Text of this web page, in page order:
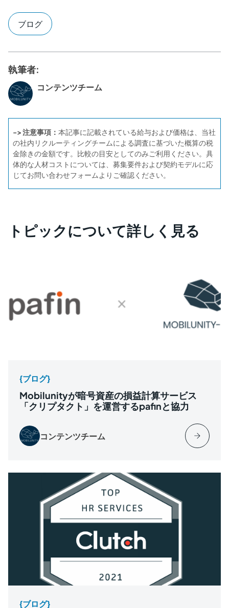
ブログ
執筆者:
コンテンツチーム
-> 注意事項： 本記事に記載されている給与および価格は、当社
の社内リクルーティングチームによる調査に基づいた概算の税
金除きの金額です。比較の目安としてのみご利用ください。具
体的な人材コストについては、募集要件および契約モデルに応
じてお問い合わせフォームよりご確認ください。
トピックについて詳しく見る
{ブログ}
Mobilunityが暗号資産の損益計算サービス
「クリプタクト」を運営するpafinと協力
コンテンツチーム
{ブログ}